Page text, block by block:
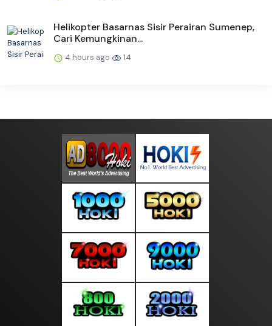
Helikopter Basarnas Sisir Perairan Sumenep,
Cari Kemungkinan...
4 hours ago 14